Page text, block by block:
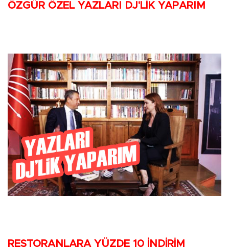
ÖZGÜR ÖZEL YAZLARI DJ'LİK YAPARIM
RESTORANLARA YÜZDE 10 İNDİRİM